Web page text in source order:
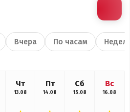
Вчера По часам
Чт
13.08
Пт
14.08
Сб
15.08
Вс
16.08